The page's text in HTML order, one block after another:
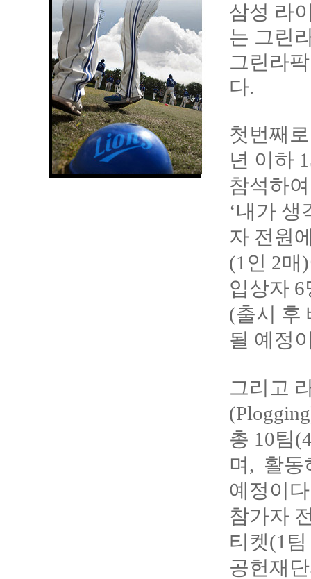
삼성 라
는 그린
그린라
다.
첫번째
년 이하
참석하여
‘내가 생
자 전원
(1인 2매
입상자
(출시 후
될 예정
그리고
총 10팀
며, 활동
예정이
참가자
티켓(1
공헌재